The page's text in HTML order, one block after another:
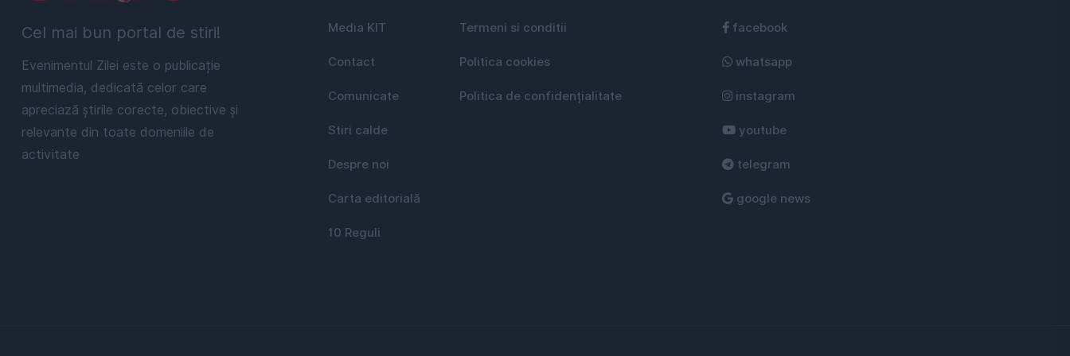
Cel mai bun portal de stiri!
Evenimentul Zilei este o publicație
multimedia, dedicată celor care
apreciază știrile corecte, obiective și
relevante din toate domeniile de
activitate
Media KIT
Contact
Comunicate
Stiri calde
Despre noi
Carta editorială
10 Reguli
Termeni si conditii
Politica cookies
Politica de confidențialitate
facebook
whatsapp
instagram
youtube
telegram
google news